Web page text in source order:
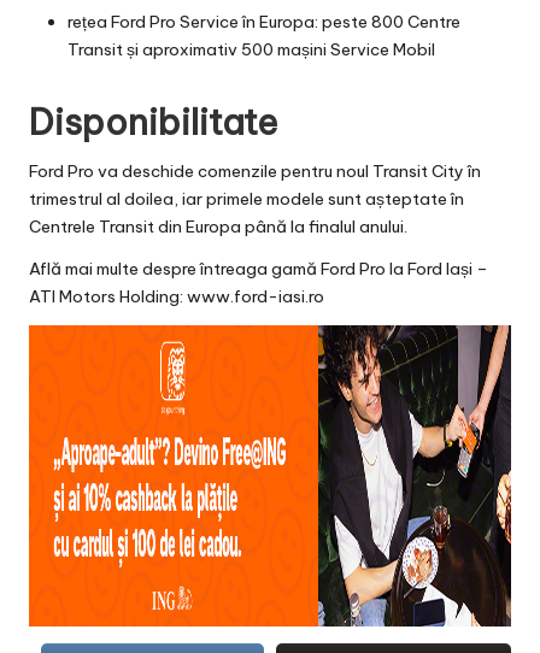
rețea Ford Pro Service în Europa: peste 800 Centre
Transit și aproximativ 500 mașini Service Mobil
Disponibilitate
Ford Pro va deschide comenzile pentru noul Transit City în
trimestrul al doilea, iar primele modele sunt așteptate în
Centrele Transit din Europa până la finalul anului.
Află mai multe despre întreaga gamă Ford Pro la Ford Iași –
ATI Motors Holding: www.ford-iasi.ro